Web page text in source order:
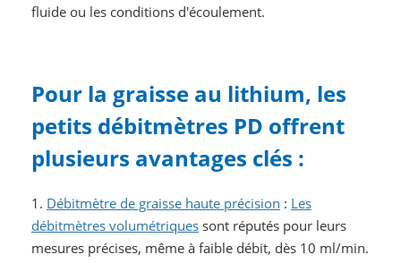
fluide ou les conditions d'écoulement.
Pour la graisse au lithium, les
petits débitmètres PD offrent
plusieurs avantages clés :
1. Débitmètre de graisse haute précision : Les
débitmètres volumétriquessont réputés pour leurs
mesures précises, même à faible débit, dès 10 ml/min.